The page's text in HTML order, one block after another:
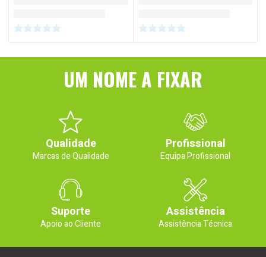
UM NOME A FIXAR
Qualidade
Marcas de Qualidade
Profissional
Equipa Profissional
Suporte
Apoio ao Cliente
Assistência
Assistência Técnica